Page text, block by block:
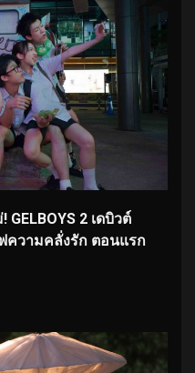
GELBOYS 2 เดบิวต์
ความคลั่งรัก ตอนแรก